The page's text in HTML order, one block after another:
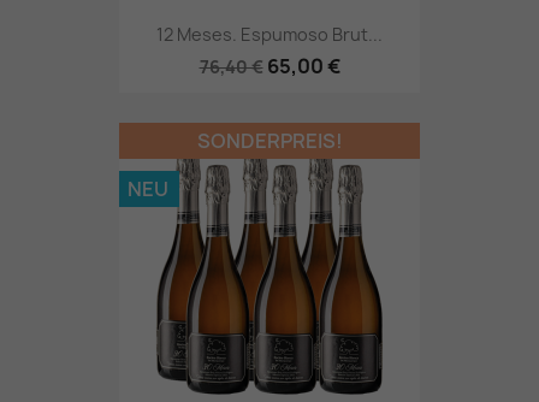
12 Meses. Espumoso Brut...
76,40 € 65,00 €
SONDERPREIS!
NEU